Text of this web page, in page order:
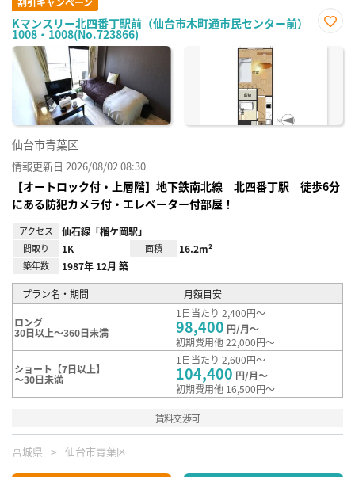
Kマンスリー北四番丁駅前（仙台市木町通市民センター前）
1008・1008(No.723866)
に入
仙台市青葉区
情報更新日 2026/08/02 08:30
【オートロック付・上層階】地下鉄南北線 北四番丁駅 徒歩6分
にある防犯カメラ付・エレベーター付部屋！
アクセス 仙石線「榴ケ岡駅」
間取り 1K 面積 16.2m²
築年数 1987年 12月 築
プラン名・期間 月額目安
ロング
30日以上～360日未満
1日当たり 2,400円～
98,400 円/月～
初期費用他 22,000円～
ショート【7日以上】
～30日未満
1日当たり 2,600円～
104,400 円/月～
初期費用他 16,500円～
賃料交渉可
宮城県 仙台市青葉区